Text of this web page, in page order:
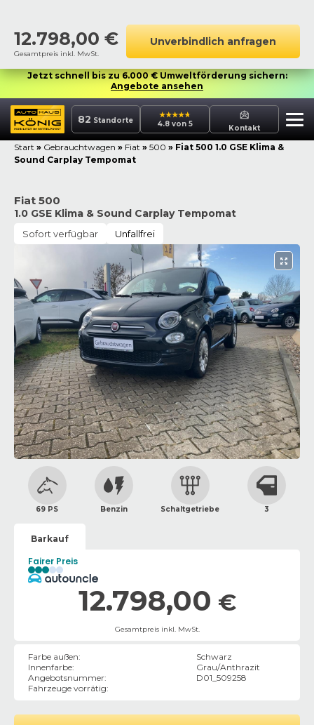
12.798,00 €
Gesamtpreis inkl. MwSt.
Unverbindlich anfragen
Jetzt schnell bis zu 6.000 € Umweltförderung sichern:
Angebote ansehen
82 Standorte 4.8 von 5 Kontakt
Start » Gebrauchtwagen » Fiat » 500 » Fiat 500 1.0 GSE Klima &
Sound Carplay Tempomat
Fiat 500
1.0 GSE Klima & Sound Carplay Tempomat
Sofort verfügbar Unfallfrei
69 PS Benzin Schaltgetriebe 3
Barkauf
Fairer Preis
12.798,00 €
Gesamtpreis inkl. MwSt.
Farbe außen:
Schwarz
Innenfarbe:
Grau/Anthrazit
Angebotsnummer:
D01_509258
Fahrzeuge vorrätig: